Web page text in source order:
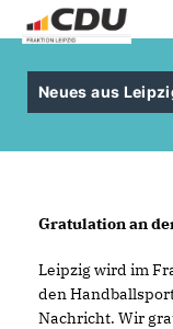
Neues aus
Gratulation an
Leipzig wird im
den
Nachricht. Wir